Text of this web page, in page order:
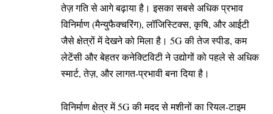
तेज़ गति से आगे बढ़ाया है। इसका सबसे अधिक प्रभाव
विनिर्माण (मैन्युफैक्चरिंग), लॉजिस्टिक्स, कृषि, और आईटी
जैसे क्षेत्रों में देखने को मिला है। 5G की तेज स्पीड, कम
लेटेंसी और बेहतर कनेक्टिविटी ने उद्योगों को पहले से अधिक
स्मार्ट, तेज़, और लागत-प्रभावी बना दिया है।
विनिर्माण क्षेत्र में 5G की मदद से मशीनों का रियल-टाइम